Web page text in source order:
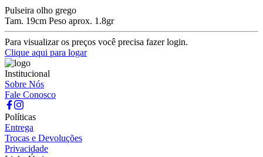
Pulseira olho grego
Tam. 19cm Peso aprox. 1.8gr
Para visualizar os preços você precisa fazer login.
Clique aqui para logar
Institucional
Sobre Nós
Fale Conosco
Políticas
Entrega
Trocas e Devoluções
Privacidade